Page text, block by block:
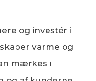
og investér i
varme og
mærkes i